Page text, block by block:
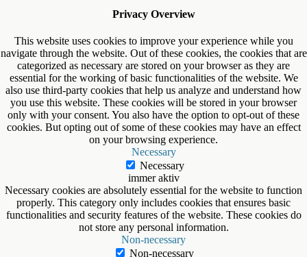
Privacy Overview
This website uses cookies to improve your experience while you
navigate through the website. Out of these cookies, the cookies that are
categorized as necessary are stored on your browser as they are
essential for the working of basic functionalities of the website. We
also use third-party cookies that help us analyze and understand how
you use this website. These cookies will be stored in your browser
only with your consent. You also have the option to opt-out of these
cookies. But opting out of some of these cookies may have an effect
on your browsing experience.
Necessary
Necessary
immer aktiv
Necessary cookies are absolutely essential for the website to function
properly. This category only includes cookies that ensures basic
functionalities and security features of the website. These cookies do
not store any personal information.
Non-necessary
Non-necessary